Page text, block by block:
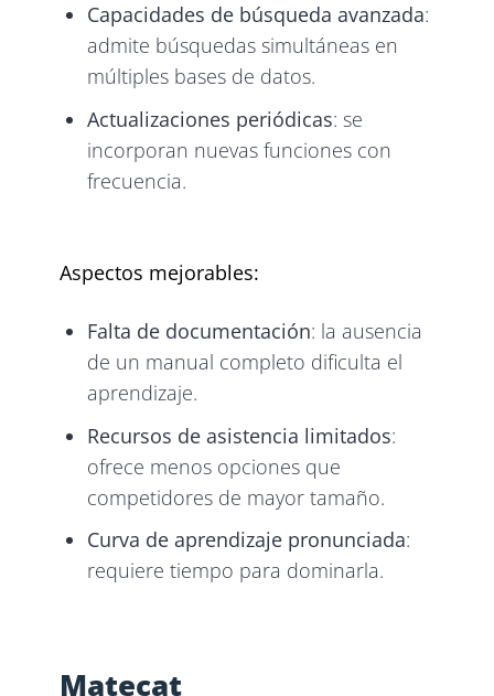
Capacidades de búsqueda avanzada:
admite búsquedas simultáneas en
múltiples bases de datos.
Actualizaciones periódicas: se
incorporan nuevas funciones con
frecuencia.
Aspectos mejorables:
Falta de documentación: la ausencia
de un manual completo dificulta el
aprendizaje.
Recursos de asistencia limitados:
ofrece menos opciones que
competidores de mayor tamaño.
Curva de aprendizaje pronunciada:
requiere tiempo para dominarla.
Matecat